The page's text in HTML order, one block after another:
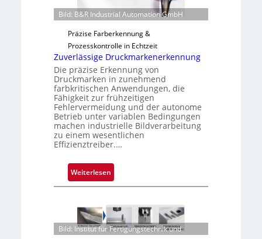
i
e
r
t
i
g
u
n
g
a
u
s
Bild: B&R Industrial Automation GmbH
Präzise Farberkennung &
Prozesskontrolle in Echtzeit
Zuverlässige Druckmarkenerkennung
Die präzise Erkennung von
Druckmarken in zunehmend
farbkritischen Anwendungen, die
Fähigkeit zur frühzeitigen
Fehlervermeidung und der autonome
Betrieb unter variablen Bedingungen
machen industrielle Bildverarbeitung
zu einem wesentlichen
Effizienztreiber.…
Weiterlesen:
Z
v
e
r
Bild: Institut für Fertigungstechnik und